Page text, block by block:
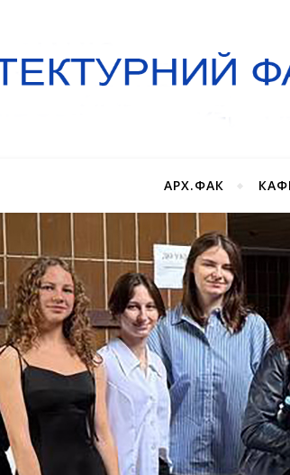
АРХ.ФАК